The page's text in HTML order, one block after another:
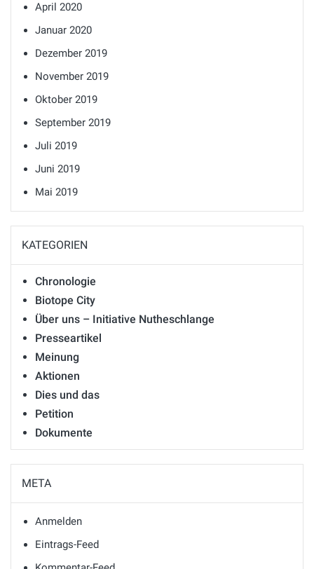
April 2020
Januar 2020
Dezember 2019
November 2019
Oktober 2019
September 2019
Juli 2019
Juni 2019
Mai 2019
KATEGORIEN
Chronologie
Biotope City
Über uns – Initiative Nutheschlange
Presseartikel
Meinung
Aktionen
Dies und das
Petition
Dokumente
META
Anmelden
Eintrags-Feed